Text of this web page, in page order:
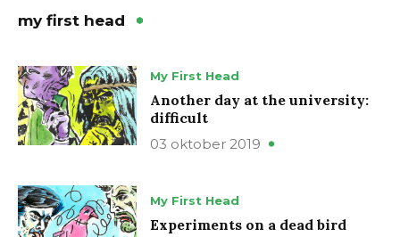
my first head
My First Head
Another day at the university:
difficult
03 oktober 2019
My First Head
Experiments on a dead bird